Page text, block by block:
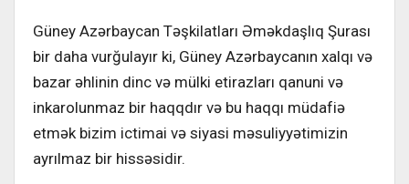
Güney Azərbaycan Təşkilatları Əməkdaşlıq Şurası
bir daha vurğulayır ki, Güney Azərbaycanın xalqı və
bazar əhlinin dinc və mülki etirazları qanuni və
inkarolunmaz bir haqqdır və bu haqqı müdafiə
etmək bizim ictimai və siyasi məsuliyyətimizin
ayrılmaz bir hissəsidir.